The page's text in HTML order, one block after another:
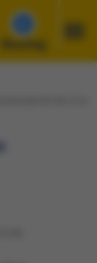
Słuchaj